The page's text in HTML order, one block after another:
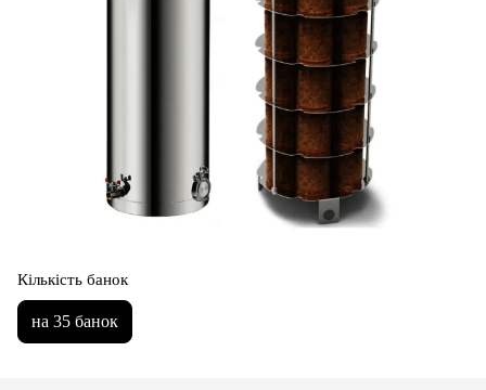
Кількість банок
на 35 банок